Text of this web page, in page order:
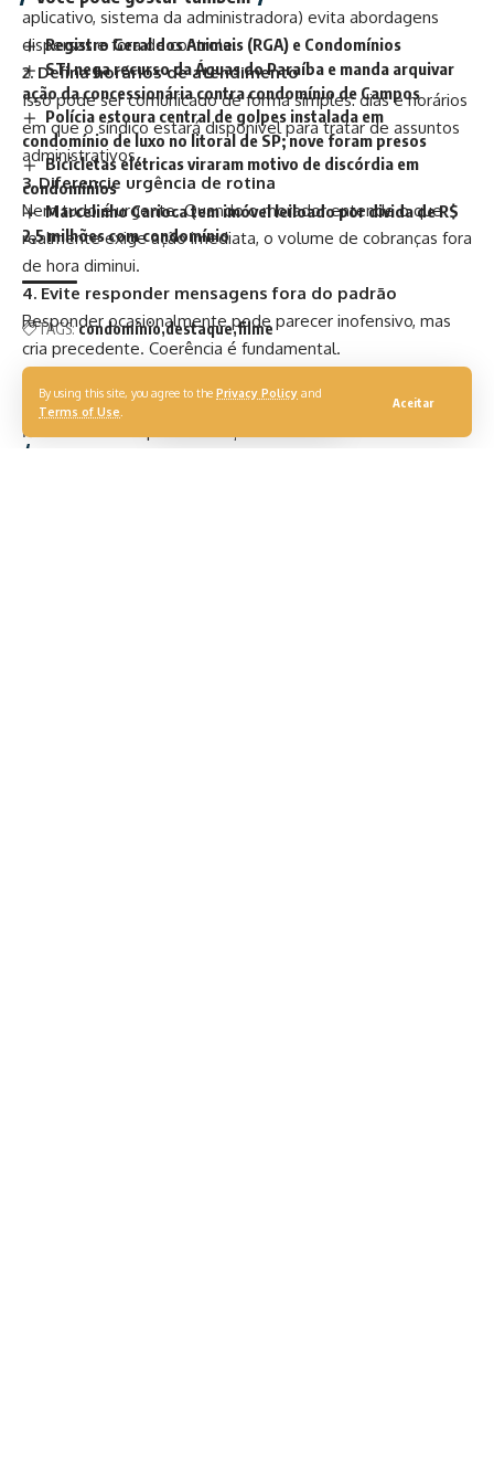
By using this site, you agree to the Privacy Policy and
Terms of Use
Aceitar
Registro Geral dos Animais (RGA) e Condomínios
STJ nega recurso da Águas do Paraíba e manda arquivar
ação da concessionária contra condomínio de Campos
Polícia estoura central de golpes instalada em
condomínio de luxo no litoral de SP; nove foram presos
Bicicletas elétricas viraram motivo de discórdia em
condomínios
Marcelinho Carioca tem imóvel leiloado por divida de R$
2,5 milhões com condomínio
TAGS: condomínio destaque filme
aplicativo, sistema da administradora) evita abordagens
dispersas e fora de controle.
2. Defina horários de atendimento
Isso pode ser comunicado de forma simples: dias e horários
em que o síndico estará disponível para tratar de assuntos
administrativos.
3. Diferencie urgência de rotina
Nem tudo é urgente. Quando o morador entende o que
realmente exige ação imediata, o volume de cobranças fora
de hora diminui.
4. Evite responder mensagens fora do padrão
Responder ocasionalmente pode parecer inofensivo, mas
cria precedente. Coerência é fundamental.
5. Utilize a administradora a seu favor
Delegar parte da comunicação ajuda a profissionalizar o
fluxo e reduzir a personalização do contato.